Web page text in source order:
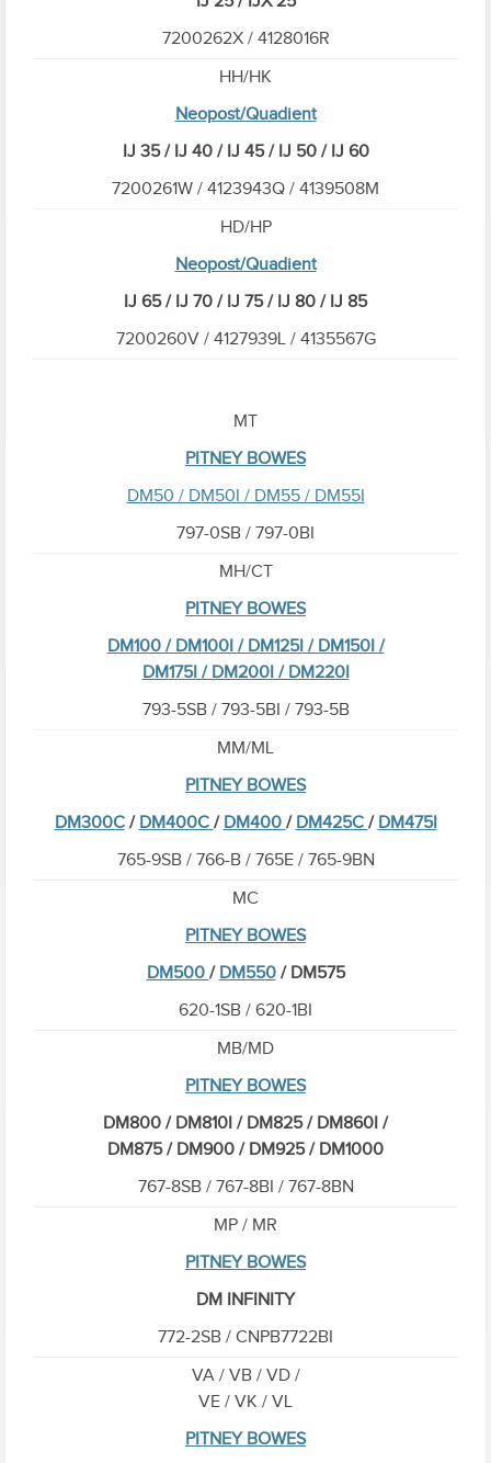
7200262X / 4128016R
HH/HK
Neopost/Quadient
IJ 35 / IJ 40 / IJ 45 / IJ 50 / IJ 60
7200261W / 4123943Q / 4139508M
HD/HP
Neopost/Quadient
IJ 65 / IJ 70 / IJ 75 / IJ 80 / IJ 85
7200260V / 4127939L / 4135567G
MT
PITNEY BOWES
DM50 / DM50I / DM55 / DM55I
797-0SB / 797-0BI
MH/CT
PITNEY BOWES
DM100 / DM100I / DM125I / DM150I /
DM175I / DM200I / DM220I
793-5SB / 793-5BI / 793-5B
MM/ML
PITNEY BOWES
DM300C/ DM400C / DM400 / DM425C / DM475I
765-9SB / 766-B / 765E / 765-9BN
MC
PITNEY BOWES
DM500 / DM550/ DM575
620-1SB / 620-1BI
MB/MD
PITNEY BOWES
DM800 / DM810I / DM825 / DM860I /
DM875 / DM900 / DM925 / DM1000
767-8SB / 767-8BI / 767-8BN
MP / MR
PITNEY BOWES
DM INFINITY
772-2SB / CNPB7722BI
VA / VB / VD /
VE / VK / VL
PITNEY BOWES